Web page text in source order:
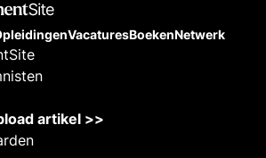
VacaturesBoekenNetwerk
artikel >>